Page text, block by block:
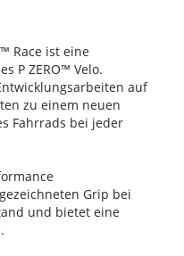
Race ist eine
P ZERO™ Velo.
auf
zu einem neuen
Fahrrads bei jeder
Grip bei
und bietet eine